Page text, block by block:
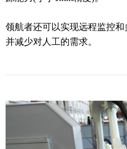
领航者还可以实现远程监控
并减少对人工的需求。